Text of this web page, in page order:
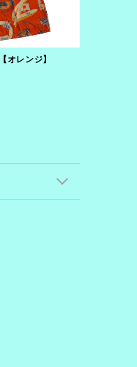
レンジ】